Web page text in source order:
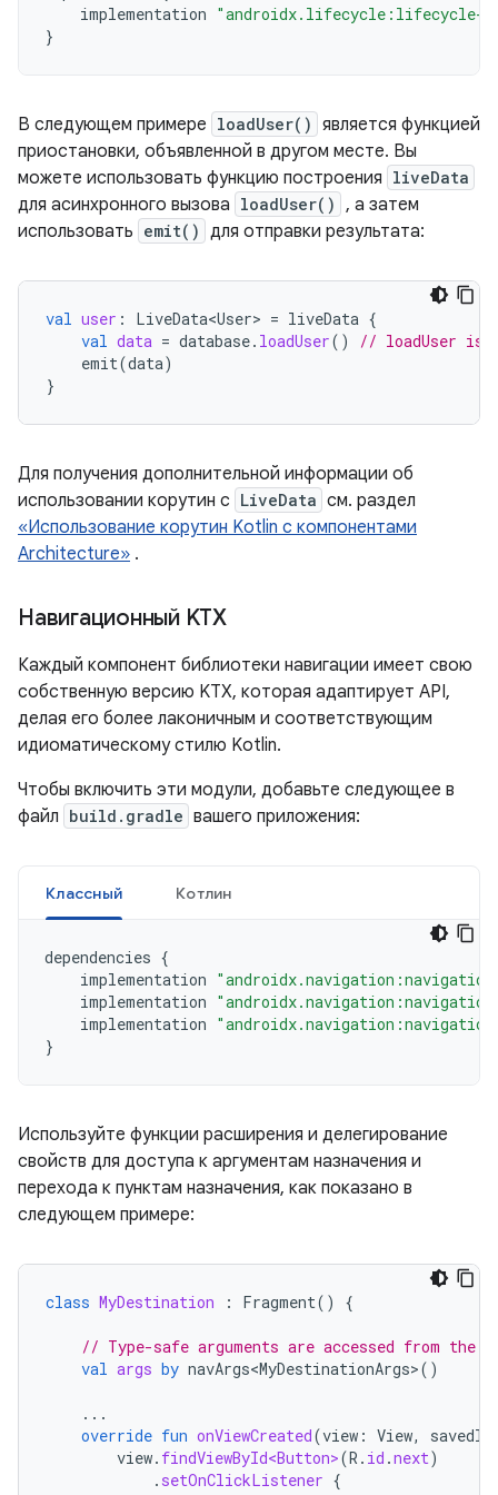
implementation "androidx.lifecycle:lifecycle-
}
В следующем примере loadUser() является функцией
приостановки, объявленной в другом месте. Вы
можете использовать функцию построения liveData
для асинхронного вызова loadUser() , а затем
использовать emit() для отправки результата:
val user : LiveData<User> = liveData {
val data = database. loadUser()
// loadUser is
emit(data)
}
Для получения дополнительной информации об
использовании корутин с LiveData см. раздел
«Использование корутин Kotlin с компонентами
Architecture» .
Навигационный KTX
Каждый компонент библиотеки навигации имеет свою
собственную версию KTX, которая адаптирует API,
делая его более лаконичным и соответствующим
идиоматическому стилю Kotlin.
Чтобы включить эти модули, добавьте следующее в
файл build.gradle вашего приложения:
Классный Котлин
dependencies {
implementation
implementation
implementation
}
Используйте функции расширения и делегирование
свойств для доступа к аргументам назначения и
перехода к пунктам назначения, как показано в
следующем примере:
class MyDestination : Fragment() {
// Type-safe arguments are accessed from the
val args by navArgs<MyDestinationArgs>()
...
override fun onViewCreated(view : View,
view. findViewById<Button>(R . id .next)
. setOnClickListener {